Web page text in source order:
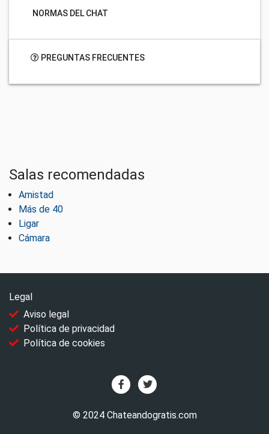
NORMAS DEL CHAT
PREGUNTAS FRECUENTES
Salas recomendadas
Amistad
Más de 40
Ligar
Cámara
Legal
Aviso legal
Política de privacidad
Política de cookies
© 2024 Chateandogratis.com